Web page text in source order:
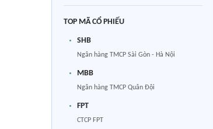
TOP MÃ CỔ PHIẾU
SHB
Ngân hàng TMCP Sài Gòn - Hà Nội
MBB
Ngân hàng TMCP Quân Đội
FPT
CTCP FPT